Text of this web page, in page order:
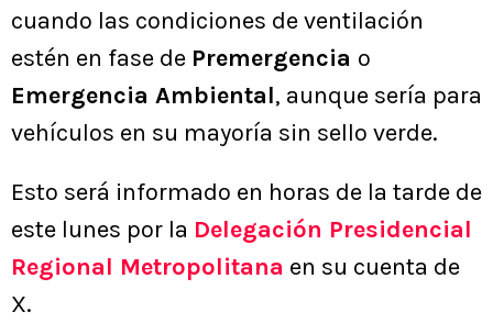
cuando las condiciones de ventilación
estén en fase de Premergencia o
Emergencia Ambiental, aunque sería para
vehículos en su mayoría sin sello verde.
Esto será informado en horas de la tarde de
este lunes por la Delegación Presidencial
Regional Metropolitana en su cuenta de
X.